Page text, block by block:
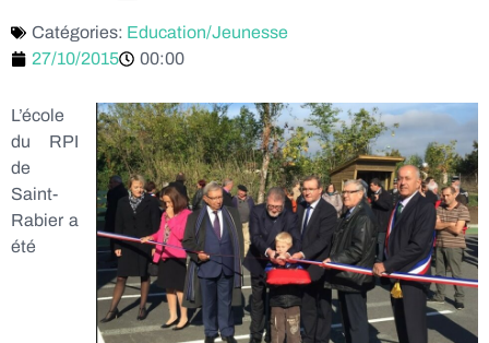
Catégories: Education/Jeunesse
27/10/2015
00:00
L’école
du RPI
de
Saint-
Rabier a
été